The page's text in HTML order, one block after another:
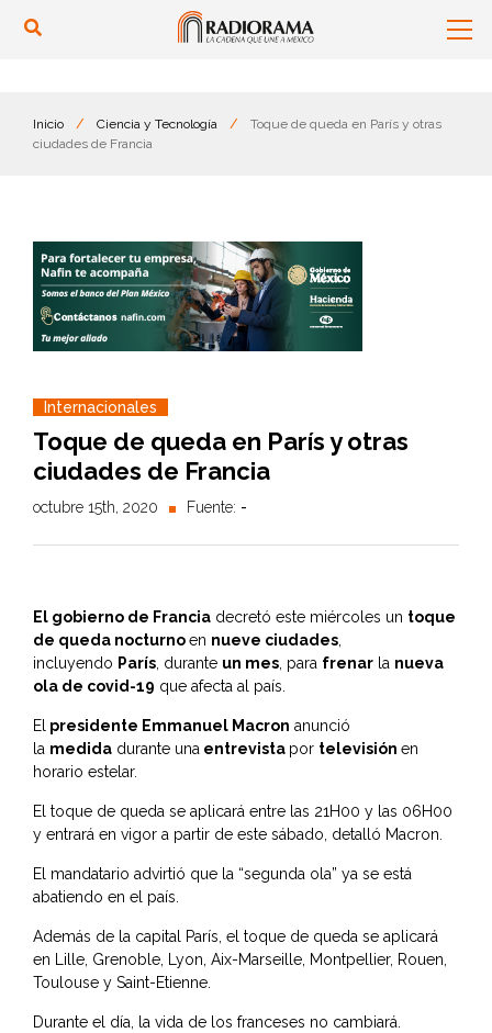
Inicio / Ciencia y Tecnología /
Toque de queda en París y otras
ciudades de Francia
Internacionales
Toque de queda en París y otras
ciudades de Francia
octubre 15th, 2020 Fuente: -
El gobierno de Francia decretó este miércoles un toque
de queda nocturnoen nueve ciudades
incluyendo París , durante un mes , para frenar la nueva
ola de covid-19 que afecta al país.
El presidente Emmanuel Macron anunció
la medida durante una entrevista por televisión en
horario estelar.
El toque de queda se aplicará entre las 21H00 y las 06H00
y entrará en vigor a partir de este sábado, detalló Macron.
El mandatario advirtió que la “segunda ola” ya se está
abatiendo en el país.
Además de la capital París, el toque de queda se aplicará
en Lille, Grenoble, Lyon, Aix-Marseille, Montpellier, Rouen,
Toulouse y Saint-Etienne.
Durante el día, la vida de los franceses no cambiará.